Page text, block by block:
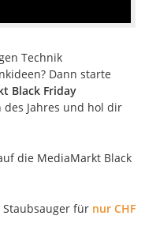
Technik
Dann starte
Black Friday
Jahres und hol dir
die MediaMarkt Black
Staubsauger für nur CHF